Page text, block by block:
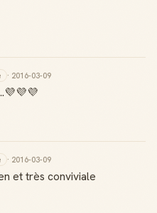
· 2016-03-09
· 2016-03-09
et très conviviale
ta ville
aide quelqu'un
Guide